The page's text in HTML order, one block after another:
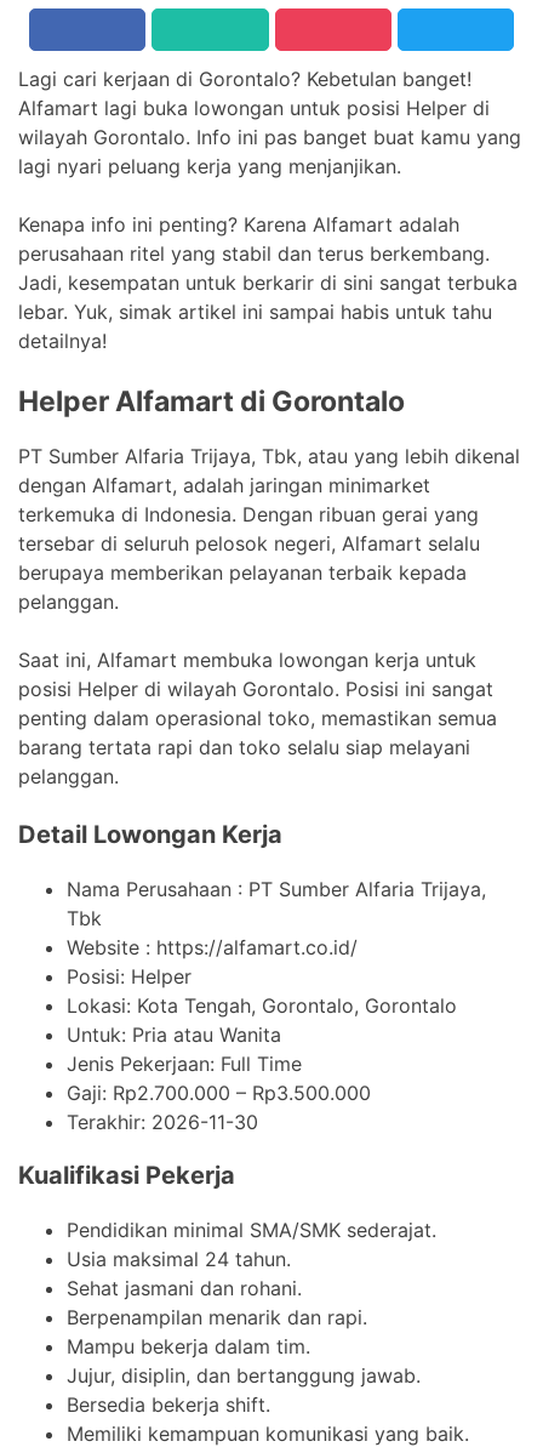
Lagi cari kerjaan di Gorontalo? Kebetulan banget!
Alfamart lagi buka lowongan untuk posisi Helper di
wilayah Gorontalo. Info ini pas banget buat kamu yang
lagi nyari peluang kerja yang menjanjikan.
Kenapa info ini penting? Karena Alfamart adalah
perusahaan ritel yang stabil dan terus berkembang.
Jadi, kesempatan untuk berkarir di sini sangat terbuka
lebar. Yuk, simak artikel ini sampai habis untuk tahu
detailnya!
Helper Alfamart di Gorontalo
PT Sumber Alfaria Trijaya, Tbk, atau yang lebih dikenal
dengan Alfamart, adalah jaringan minimarket
terkemuka di Indonesia. Dengan ribuan gerai yang
tersebar di seluruh pelosok negeri, Alfamart selalu
berupaya memberikan pelayanan terbaik kepada
pelanggan.
Saat ini, Alfamart membuka lowongan kerja untuk
posisi Helper di wilayah Gorontalo. Posisi ini sangat
penting dalam operasional toko, memastikan semua
barang tertata rapi dan toko selalu siap melayani
pelanggan.
Detail Lowongan Kerja
Nama Perusahaan : PT Sumber Alfaria Trijaya,
Tbk
Website : https://alfamart.co.id/
Posisi: Helper
Lokasi: Kota Tengah, Gorontalo, Gorontalo
Untuk: Pria atau Wanita
Jenis Pekerjaan: Full Time
Gaji: Rp2.700.000 – Rp3.500.000
Terakhir: 2026-11-30
Kualifikasi Pekerja
Pendidikan minimal SMA/SMK sederajat.
Usia maksimal 24 tahun.
Sehat jasmani dan rohani.
Berpenampilan menarik dan rapi.
Mampu bekerja dalam tim.
Jujur, disiplin, dan bertanggung jawab.
Bersedia bekerja shift.
Memiliki kemampuan komunikasi yang baik.